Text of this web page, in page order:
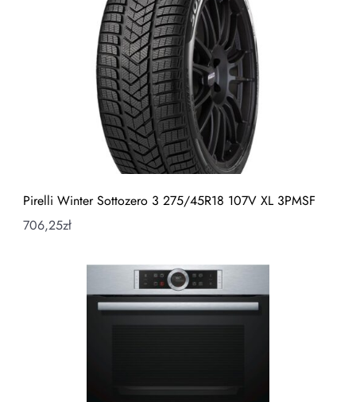
Pirelli Winter Sottozero 3 275/45R18 107V XL 3PMSF
706,25zł